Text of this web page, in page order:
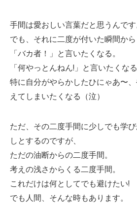
手間は愛おしい言葉だと思うんです
でも、それに二度が付いた瞬間から
「バカ者！」と言いたくなる。
「何やっとんねん!」と言いたくなる
特に自分がやらかしたひにゃあ〜
えてしまいたくなる（泣）
ただ、その二度手間に少しでも学
しとするのですが、
ただの油断からの二度手間。
考えの浅さからくる二度手間。
これだけは何としてでも避けたい!
でも人間、そんな時もあります。